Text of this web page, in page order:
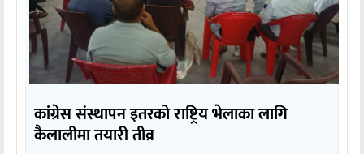
कांग्रेस संस्थापन इतरको राष्ट्रिय भेलाका लागि
कैलालीमा तयारी तीव्र